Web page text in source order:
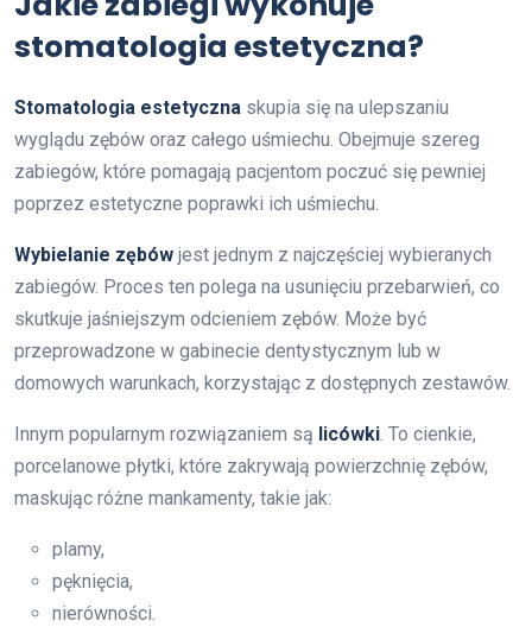
stomatologia estetyczna?
Stomatologia estetyczna skupia się na ulepszaniu
wyglądu zębów oraz całego uśmiechu. Obejmuje szereg
zabiegów, które pomagają pacjentom poczuć się pewniej
poprzez estetyczne poprawki ich uśmiechu.
Wybielanie zębów jest jednym z najczęściej wybieranych
zabiegów. Proces ten polega na usunięciu przebarwień, co
skutkuje jaśniejszym odcieniem zębów. Może być
przeprowadzone w gabinecie dentystycznym lub w
domowych warunkach, korzystając z dostępnych zestawów.
Innym popularnym rozwiązaniem są licówki. To cienkie,
porcelanowe płytki, które zakrywają powierzchnię zębów,
maskując różne mankamenty, takie jak:
plamy,
pęknięcia,
nierówności.